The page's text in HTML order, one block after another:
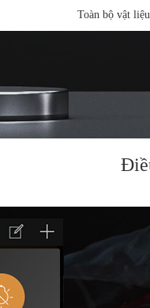
Toàn bộ vật